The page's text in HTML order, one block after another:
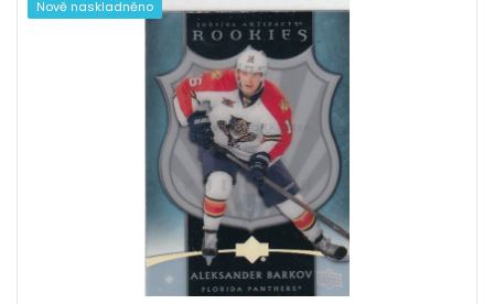
Nově naskladněno